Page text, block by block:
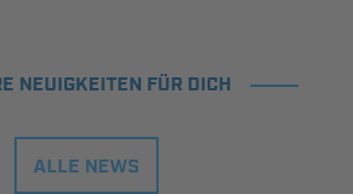
NEUIGKEITEN FÜR DICH
ALLE NEWS